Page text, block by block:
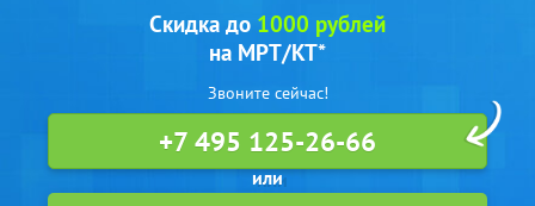
Скидка до 1000 рублей
на МРТ/КТ*
Звоните сейчас!
+7 495 125-26-66